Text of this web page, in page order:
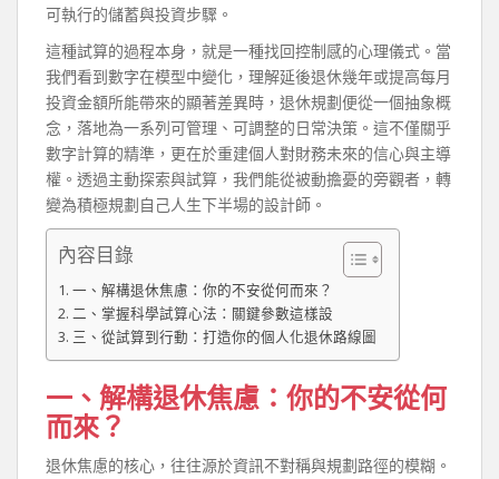
可執行的儲蓄與投資步驟。
這種試算的過程本身，就是一種找回控制感的心理儀式。當
我們看到數字在模型中變化，理解延後退休幾年或提高每月
投資金額所能帶來的顯著差異時，退休規劃便從一個抽象概
念，落地為一系列可管理、可調整的日常決策。這不僅關乎
數字計算的精準，更在於重建個人對財務未來的信心與主導
權。透過主動探索與試算，我們能從被動擔憂的旁觀者，轉
變為積極規劃自己人生下半場的設計師。
內容目錄
一、解構退休焦慮：你的不安從何而來？
二、掌握科學試算心法：關鍵參數這樣設
三、從試算到行動：打造你的個人化退休路線圖
一、解構退休焦慮：你的不安從何
而來？
退休焦慮的核心，往往源於資訊不對稱與規劃路徑的模糊。